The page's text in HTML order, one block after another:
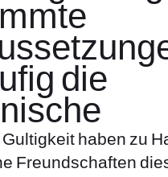
die
haben zu
Freundschaften